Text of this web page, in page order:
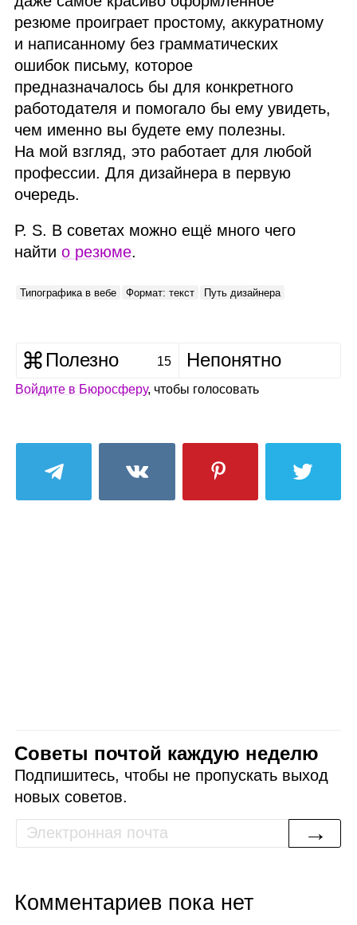
резюме проиграет простому, аккуратному
и написанному без грамматических
ошибок письму, которое
предназначалось бы для конкретного
работодателя и помогало бы ему увидеть,
чем именно вы будете ему полезны.
На мой взгляд, это работает для любой
профессии. Для дизайнера в первую
очередь.
P. S. В советах можно ещё много чего
найтио резюме.
Типографика в вебе Формат: текст Путь дизайнера
Полезно 15 Непонятно
Войдите в Бюросферу, чтобы голосовать
Советы почтой каждую неделю
Подпишитесь, чтобы не пропускать выход
новых советов.
→
Комментариев пока нет